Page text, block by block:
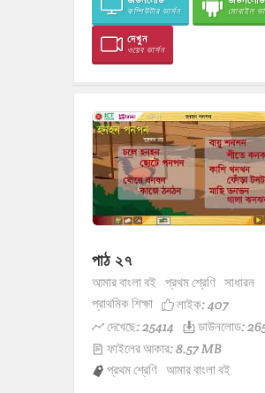
কম্পিউটার ভার্সন মোবাইল
দেখুন
ওয়েব ভার্সন
পাঠ ২৭
আমার বাংলা বই প্রথম শ্রেণি সাধারন
প্রাথমিক শিক্ষা
লাইক:407
দেখেছে: 25414
ডাউনলোড:
ফাইলের আকার: 8.57 MB
প্রথম শ্রেণি আমার বাংলা বই